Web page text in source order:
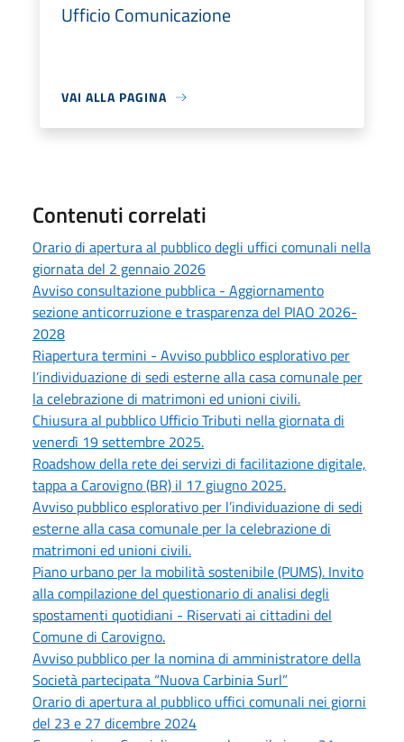
Ufficio Comunicazione
VAI ALLA PAGINA
Contenuti correlati
Orario di apertura al pubblico degli uffici comunali nella
giornata del 2 gennaio 2026
Avviso consultazione pubblica - Aggiornamento
sezione anticorruzione e trasparenza del PIAO 2026-
2028
Riapertura termini - Avviso pubblico esplorativo per
l’individuazione di sedi esterne alla casa comunale per
la celebrazione di matrimoni ed unioni civili.
Chiusura al pubblico Ufficio Tributi nella giornata di
venerdì 19 settembre 2025.
Roadshow della rete dei servizi di facilitazione digitale,
tappa a Carovigno (BR) il 17 giugno 2025.
Avviso pubblico esplorativo per l’individuazione di sedi
esterne alla casa comunale per la celebrazione di
matrimoni ed unioni civili.
Piano urbano per la mobilità sostenibile (PUMS). Invito
alla compilazione del questionario di analisi degli
spostamenti quotidiani - Riservati ai cittadini del
Comune di Carovigno.
Avviso pubblico per la nomina di amministratore della
Società partecipata “Nuova Carbinia Surl”
Orario di apertura al pubblico uffici comunali nei giorni
del 23 e 27 dicembre 2024